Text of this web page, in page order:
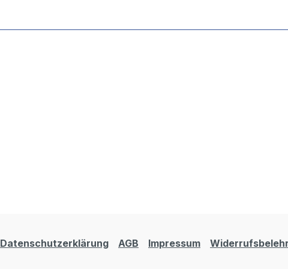
Datenschutzerklärung AGB Impressum